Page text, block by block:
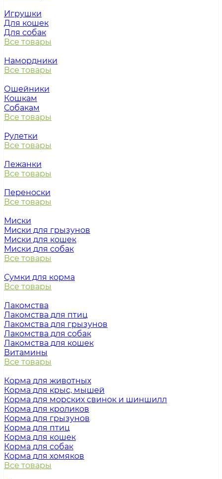
Игрушки
Для кошек
Для собак
Все товары
Намордники
Все товары
Ошейники
Кошкам
Собакам
Все товары
Рулетки
Все товары
Лежанки
Все товары
Переноски
Все товары
Миски
Миски для грызунов
Миски для кошек
Миски для собак
Все товары
Сумки для корма
Все товары
Лакомства
Лакомства для птиц
Лакомства для грызунов
Лакомства для собак
Лакомства для кошек
Витамины
Все товары
Корма для животных
Корма для крыс, мышей
Корма для морских свинок и шиншилл
Корма для кроликов
Корма для грызунов
Корма для птиц
Корма для кошек
Корма для собак
Корма для хомяков
Все товары